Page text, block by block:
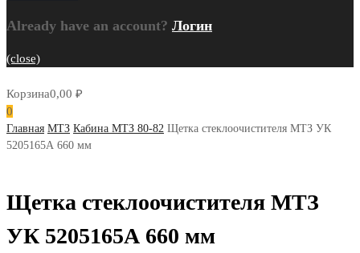
Already have an account? Логин
(close)
Корзина0,00 ₽
0
Главная МТЗ Кабина МТЗ 80-82 Щетка стеклоочистителя МТЗ УК
5205165А 660 мм
Щетка стеклоочистителя МТЗ
УК 5205165А 660 мм